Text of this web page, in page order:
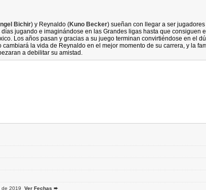
Bichir) y Reynaldo (Kuno Becker) sueñan con llegar a ser jugadores
jugando e imaginándose en las Grandes ligas hasta que consiguen
Los años pasan y gracias a su juego terminan convirtiéndose en el
la vida de Reynaldo en el mejor momento de su carrera, y la
a debilitar su amistad.
de 2019 Ver Fechas ➨